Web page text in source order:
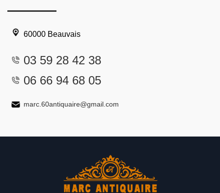
60000 Beauvais
03 59 28 42 38
06 66 94 68 05
marc.60antiquaire@gmail.com